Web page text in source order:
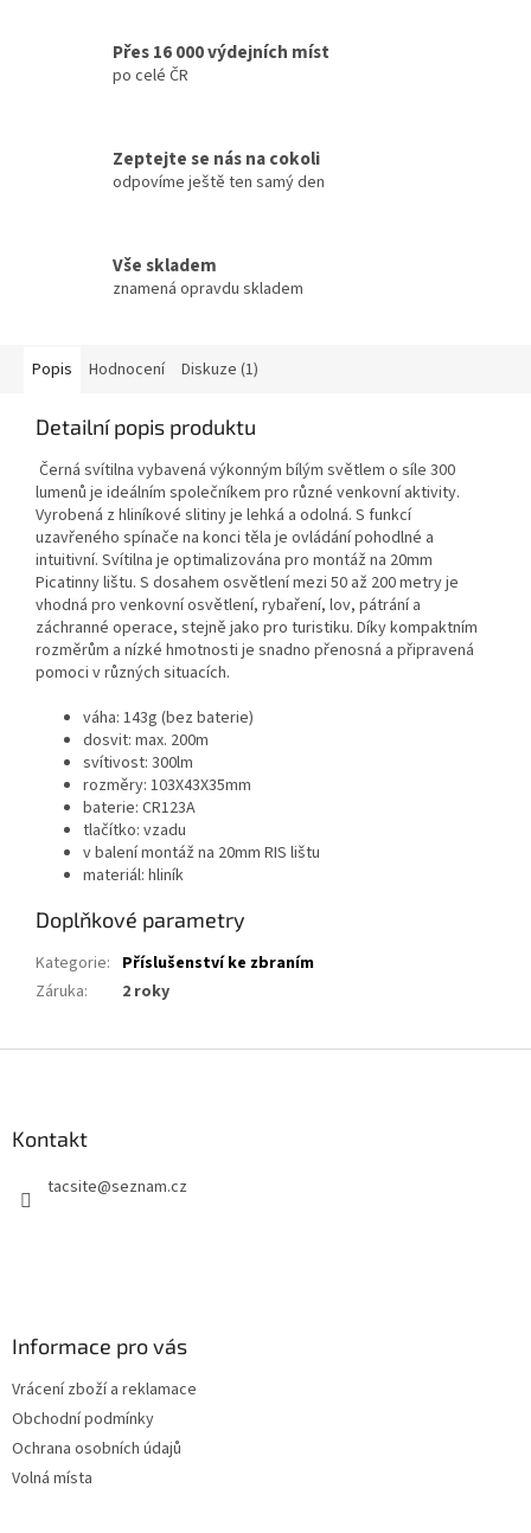
Přes 16 000 výdejních míst
po celé ČR
Zeptejte se nás na cokoli
odpovíme ještě ten samý den
Vše skladem
znamená opravdu skladem
Popis Hodnocení Diskuze (1)
Detailní popis produktu
Černá svítilna vybavená výkonným bílým světlem o síle 300
lumenů je ideálním společníkem pro různé venkovní aktivity.
Vyrobená z hliníkové slitiny je lehká a odolná. S funkcí
uzavřeného spínače na konci těla je ovládání pohodlné a
intuitivní. Svítilna je optimalizována pro montáž na 20mm
Picatinny lištu. S dosahem osvětlení mezi 50 až 200 metry je
vhodná pro venkovní osvětlení, rybaření, lov, pátrání a
záchranné operace, stejně jako pro turistiku. Díky kompaktním
rozměrům a nízké hmotnosti je snadno přenosná a připravená
pomoci v různých situacích.
váha: 143g (bez baterie)
dosvit: max. 200m
svítivost: 300lm
rozměry: 103X43X35mm
baterie: CR123A
tlačítko: vzadu
v balení montáž na 20mm RIS lištu
materiál: hliník
Doplňkové parametry
Kategorie: Příslušenství ke zbraním
Záruka: 2 roky
Kontakt
tacsite@seznam.cz
Informace pro vás
Vrácení zboží a reklamace
Obchodní podmínky
Ochrana osobních údajů
Volná místa